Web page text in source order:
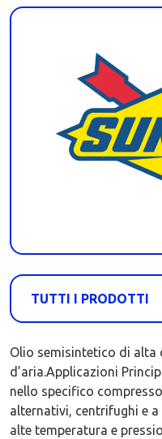
TUTTI I PRODOTTI
Olio semisintetico di alta
d’aria.Applicazioni
nello specifico
alternativi, centrifughi e
alte temperatura e